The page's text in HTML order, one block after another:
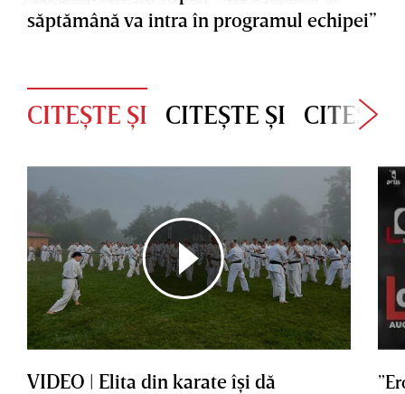
săptămână va intra în programul echipei”
CITEȘTE ȘI CITEȘTE ȘI CITEȘTE
VIDEO | Elita din karate îşi dă